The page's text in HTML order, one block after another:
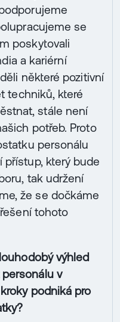
se
poskytovali
a kariérní
některé pozitivní
techniků, které
stále není
potřeb. Proto
personálu
přístup, který bude
tak udržení
že se dočkáme
tohoto
výhled
v
podniká pro